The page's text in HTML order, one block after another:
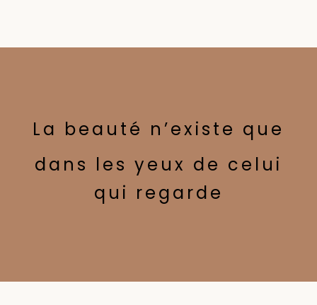
La beauté n’existe que
dans les yeux de celui
qui regarde